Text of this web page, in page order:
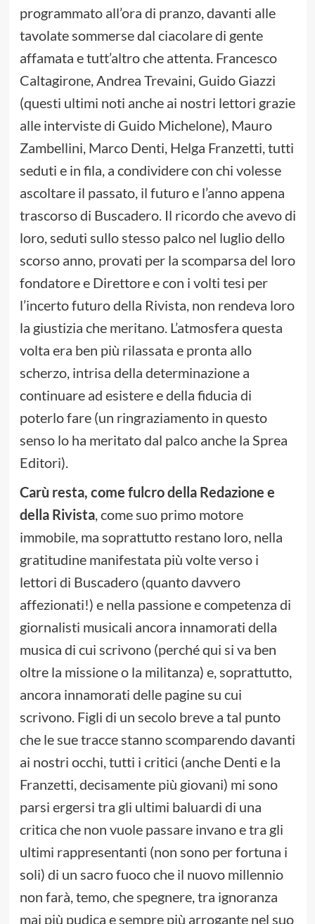
programmato all’ora di pranzo, davanti alle
tavolate sommerse dal ciacolare di gente
affamata e tutt’altro che attenta. Francesco
Caltagirone, Andrea Trevaini, Guido Giazzi
(questi ultimi noti anche ai nostri lettori grazie
alle interviste di Guido Michelone), Mauro
Zambellini, Marco Denti, Helga Franzetti, tutti
seduti e in fila, a condividere con chi volesse
ascoltare il passato, il futuro e l’anno appena
trascorso di Buscadero. Il ricordo che avevo di
loro, seduti sullo stesso palco nel luglio dello
scorso anno, provati per la scomparsa del loro
fondatore e Direttore e con i volti tesi per
l’incerto futuro della Rivista, non rendeva loro
la giustizia che meritano. L’atmosfera questa
volta era ben più rilassata e pronta allo
scherzo, intrisa della determinazione a
continuare ad esistere e della fiducia di
poterlo fare (un ringraziamento in questo
senso lo ha meritato dal palco anche la Sprea
Editori).
Carù resta, come fulcro della Redazione e
della Rivista, come suo primo motore
immobile, ma soprattutto restano loro, nella
gratitudine manifestata più volte verso i
lettori di Buscadero (quanto davvero
affezionati!) e nella passione e competenza di
giornalisti musicali ancora innamorati della
musica di cui scrivono (perché qui si va ben
oltre la missione o la militanza) e, soprattutto,
ancora innamorati delle pagine su cui
scrivono. Figli di un secolo breve a tal punto
che le sue tracce stanno scomparendo davanti
ai nostri occhi, tutti i critici (anche Denti e la
Franzetti, decisamente più giovani) mi sono
parsi ergersi tra gli ultimi baluardi di una
critica che non vuole passare invano e tra gli
ultimi rappresentanti (non sono per fortuna i
soli) di un sacro fuoco che il nuovo millennio
non farà, temo, che spegnere, tra ignoranza
mai più pudica e sempre più arrogante nel suo